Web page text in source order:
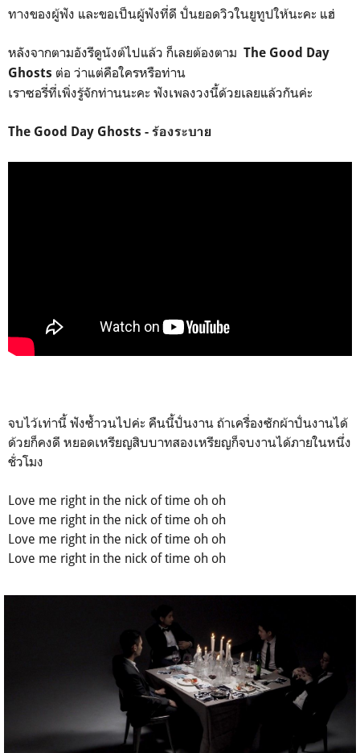
ทางของผู้ฟัง และขอเป็นผู้ฟังที่ดี ปั่นยอดวิวในยูทูปให้นะคะ แฮ่
หลังจากตามอังรีดูนังต์ไปแล้ว ก็เลยต้องตาม The Good Day
Ghosts ต่อ ว่าแต่คือใครหรือท่าน
เราซอรี่ที่เพิ่งรู้จักท่านนะคะ ฟังเพลงวงนี้ด้วยเลยแล้วกันค่ะ
The Good Day Ghosts - ร้องระบาย
จบไว้เท่านี้ ฟังซ้ำวนไปค่ะ คืนนี้ปั่นงาน ถ้าเครื่องซักผ้าปั่นงานได้
ด้วยก็คงดี หยอดเหรียญสิบบาทสองเหรียญก็จบงานได้ภายในหนึ่ง
ชั่วโมง
Love me right in the nick of time oh oh
Love me right in the nick of time oh oh
Love me right in the nick of time oh oh
Love me right in the nick of time oh oh